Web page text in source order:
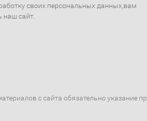
своих персональных данных,вам
наш сайт.
с сайта обязательно указание